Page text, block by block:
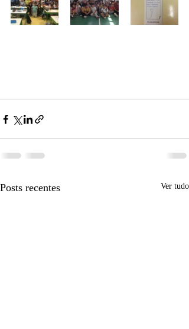
Posts recentes Ver tudo